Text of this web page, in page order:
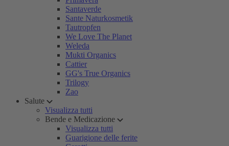
Santaverde
Sante Naturkosmetik
Tautropfen
We Love The Planet
Weleda
Mukti Organics
Cattier
GG's True Organics
Trilogy
Zao
Salute
Visualizza tutti
Bende e Medicazione
Visualizza tutti
Guarigione delle ferite